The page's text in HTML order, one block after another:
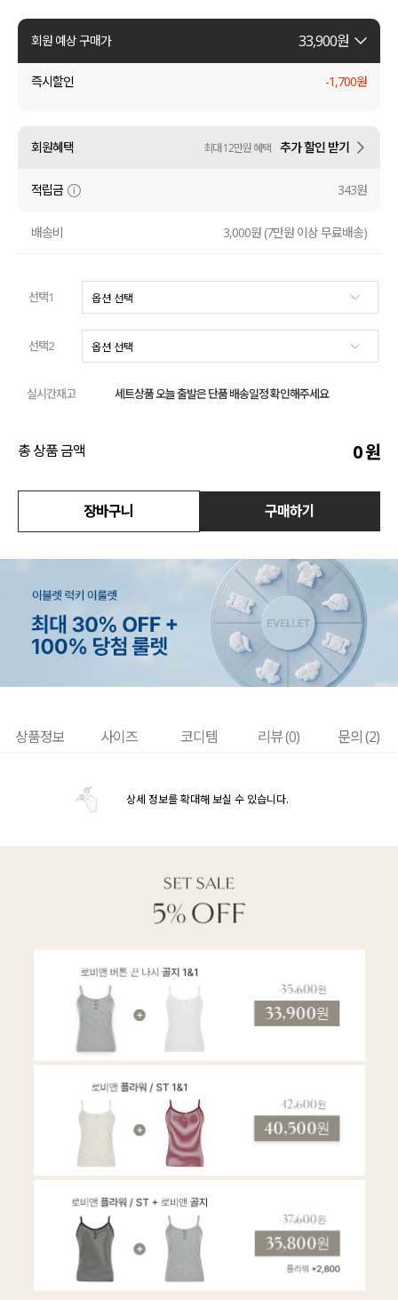
셔츠
원피스
수영복
아우터
코디템
FIT ZOOM
회원 예상 구매가 33,900원
즉시할인 -1,700원
회원혜택 최대 12만원 혜택 추가 할인 받기
적립금 343원
배송비 3,000원 (7만원 이상 무료배송)
선택1
선택2
실시간재고 세트상품 오늘 출발은 단품 배송일정 확인해주세요
총 상품 금액 0원
장바구니 구매하기
상품정보 사이즈 코디템 리뷰 (0) 문의 (2)
상세 정보를 확대해 보실 수 있습니다.